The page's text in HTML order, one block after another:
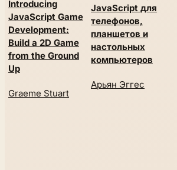
Introducing
JavaScript Game
Development:
Build a 2D Game
from the Ground
Up
Graeme Stuart
JavaScript для
телефонов,
планшетов и
настольных
компьютеров
Арьян Эггес